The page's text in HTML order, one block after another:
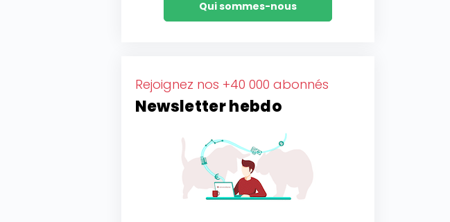
Qui sommes-nous
Rejoignez nos +40 000 abonnés
Newsletter hebdo